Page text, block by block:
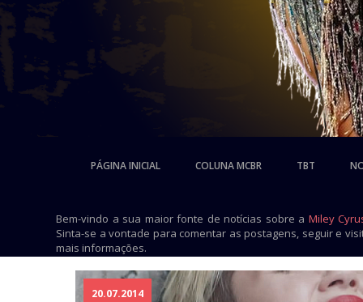
PÁGINA INICIAL COLUNA MCBR TBT
Bem-vindo a sua maior fonte de notícias sobre a Miley
Sinta-se a vontade para comentar as postagens, seguir e
mais informações.
20.07.2014